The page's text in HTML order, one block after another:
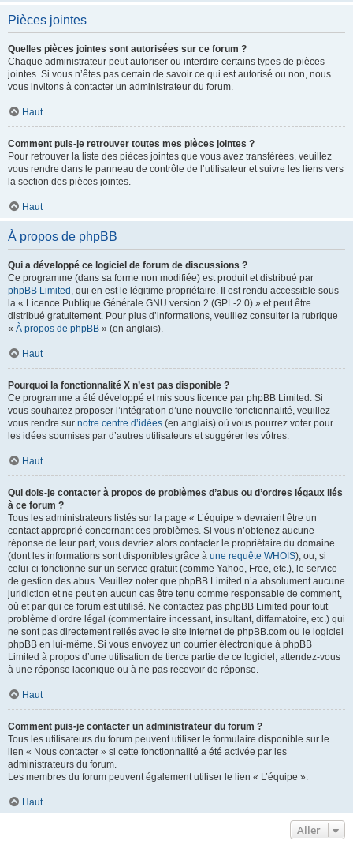
Pièces jointes
Quelles pièces jointes sont autorisées sur ce forum ?
Chaque administrateur peut autoriser ou interdire certains types de pièces
jointes. Si vous n’êtes pas certain de savoir ce qui est autorisé ou non, nous
vous invitons à contacter un administrateur du forum.
Haut
Comment puis-je retrouver toutes mes pièces jointes ?
Pour retrouver la liste des pièces jointes que vous avez transférées, veuillez
vous rendre dans le panneau de contrôle de l’utilisateur et suivre les liens vers
la section des pièces jointes.
Haut
À propos de phpBB
Qui a développé ce logiciel de forum de discussions ?
Ce programme (dans sa forme non modifiée) est produit et distribué par
phpBB Limited , qui en est le légitime propriétaire. Il est rendu accessible sous
la « Licence Publique Générale GNU version 2 (GPL-2.0) » et peut être
distribué gratuitement. Pour plus d’informations, veuillez consulter la rubrique
« À propos de phpBB » (en anglais).
Haut
Pourquoi la fonctionnalité X n’est pas disponible ?
Ce programme a été développé et mis sous licence par phpBB Limited. Si
vous souhaitez proposer l’intégration d’une nouvelle fonctionnalité, veuillez
vous rendre sur notre centre d’idées (en anglais) où vous pourrez voter pour
les idées soumises par d’autres utilisateurs et suggérer les vôtres.
Haut
Qui dois-je contacter à propos de problèmes d’abus ou d’ordres légaux liés
à ce forum ?
Tous les administrateurs listés sur la page « L’équipe » devraient être un
contact approprié concernant ces problèmes. Si vous n’obtenez aucune
réponse de leur part, vous devriez alors contacter le propriétaire du domaine
(dont les informations sont disponibles grâce à une requête WHOIS), ou, si
celui-ci fonctionne sur un service gratuit (comme Yahoo, Free, etc.), le service
de gestion des abus. Veuillez noter que phpBB Limited n’a absolument aucune
juridiction et ne peut en aucun cas être tenu comme responsable de comment,
où et par qui ce forum est utilisé. Ne contactez pas phpBB Limited pour tout
problème d’ordre légal (commentaire incessant, insultant, diffamatoire, etc.) qui
ne sont pas directement reliés avec le site internet de phpBB.com ou le logiciel
phpBB en lui-même. Si vous envoyez un courrier électronique à phpBB
Limited à propos d’une utilisation de tierce partie de ce logiciel, attendez-vous
à une réponse laconique ou à ne pas recevoir de réponse.
Haut
Comment puis-je contacter un administrateur du forum ?
Tous les utilisateurs du forum peuvent utiliser le formulaire disponible sur le
lien « Nous contacter » si cette fonctionnalité a été activée par les
administrateurs du forum.
Les membres du forum peuvent également utiliser le lien « L’équipe ».
Haut
Aller